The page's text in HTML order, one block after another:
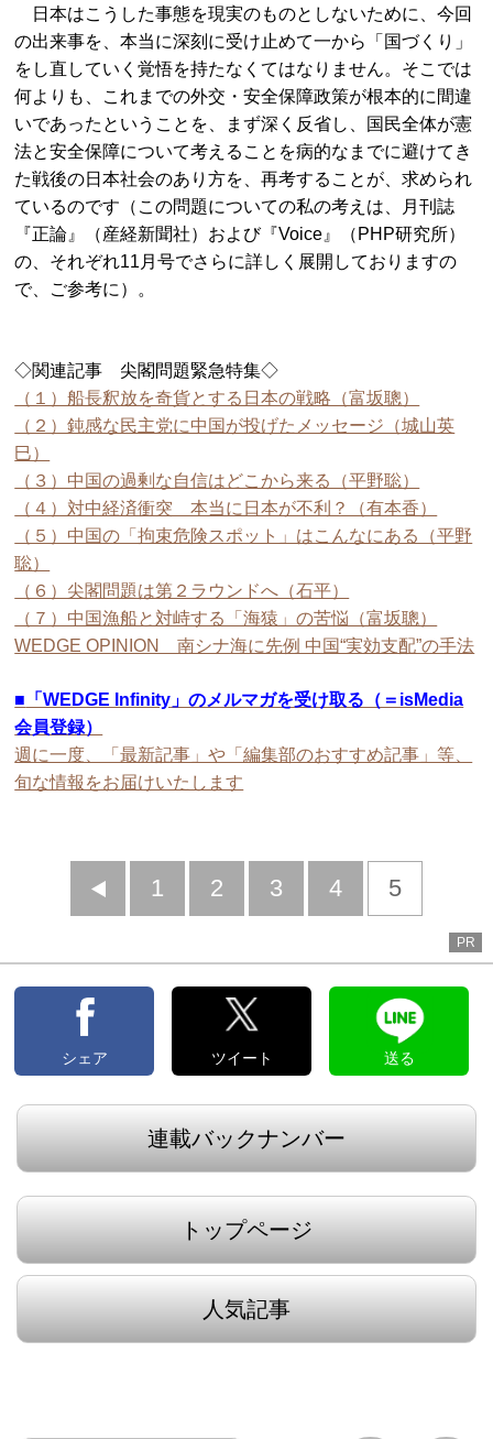
日本はこうした事態を現実のものとしないために、今回
の出来事を、本当に深刻に受け止めて一から「国づくり」
をし直していく覚悟を持たなくてはなりません。そこでは
何よりも、これまでの外交・安全保障政策が根本的に間違
いであったということを、まず深く反省し、国民全体が憲
法と安全保障について考えることを病的なまでに避けてき
た戦後の日本社会のあり方を、再考することが、求められ
ているのです（この問題についての私の考えは、月刊誌
『正論』（産経新聞社）および『Voice』（PHP研究所）
の、それぞれ11月号でさらに詳しく展開しておりますの
で、ご参考に）。
◇関連記事 尖閣問題緊急特集◇
（１）船長釈放を奇貨とする日本の戦略（富坂聰）
（２）鈍感な民主党に中国が投げたメッセージ（城山英
巳）
（３）中国の過剰な自信はどこから来る（平野聡）
（４）対中経済衝突 本当に日本が不利？（有本香）
（５）中国の「拘束危険スポット」はこんなにある（平野
聡）
（６）尖閣問題は第２ラウンドへ（石平）
（７）中国漁船と対峙する「海猿」の苦悩（富坂聰）
WEDGE OPINION 南シナ海に先例 中国“実効支配”の手法
■ 「WEDGE Infinity」のメルマガを受け取る（＝isMedia
会員登録）
週に一度、「最新記事」や「編集部のおすすめ記事」等、
旬な情報をお届けいたします
前
1 2 3 4 5
PR
シェア ツイート 送る
連載バックナンバー
トップページ
人気記事